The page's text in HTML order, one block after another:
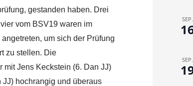
gestanden haben. Drei
vom BSV19 waren im
um sich der Prüfung
zu stellen. Die
mit Jens Keckstein (6. Dan JJ)
JJ) hochrangig und überaus
SEP.
SEP.